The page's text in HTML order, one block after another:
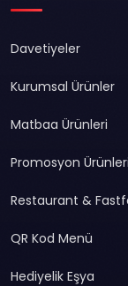
Davetiyeler
Kurumsal Ürünler
Matbaa Ürünleri
Promosyon Ürünleri
Restaurant &
QR Kod Menü
Hediyelik Eşya